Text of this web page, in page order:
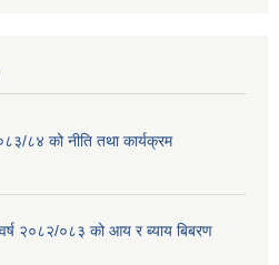
८४ को नीति तथा कार्यक्रम
२०८२/०८३ को आय र ब्याय बिबरण